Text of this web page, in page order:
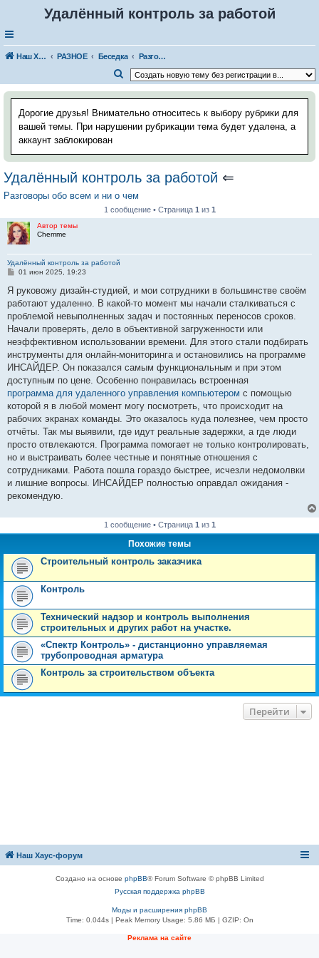
Удалённый контроль за работой
Наш Хаус-форум РАЗНОЕ Беседка
Разговоры обо всем и ни о чем
о
с
Дорогие друзья! Внимательно относитесь к выбору рубрики для
вашей темы. При нарушении рубрикации тема будет удалена, а
аккаунт заблокирован
Удалённый контроль за работой ⇐
Разговоры обо всем и ни о чем
1 сообщение • Страница 1 из 1
Автор темы
Chemme
Удалённый контроль за работой
С
о
б
щ
е
и
е
01 июн 2025, 19:23
Я руковожу дизайн-студией, и мои сотрудники в большинстве своём
работают удаленно. В какой-то момент мы начали сталкиваться с
проблемой невыполненных задач и постоянных переносов сроков.
Начали проверять, дело в объективной загруженности или
неэффективном использовании времени. Для этого стали подбирать
инструменты для онлайн-мониторинга и остановились на программе
ИНСАЙДЕР. Он показался самым функциональным и при этом
доступным по цене. Особенно понравилась встроенная
программа для удаленного управления компьютером с помощью
которой я в любой момент могу посмотреть, что происходит на
рабочих экранах команды. Это оказалось куда полезнее, чем просто
отчёты. Так мы выявили, где идут реальные задержки, а где люди
просто отвлекаются. Программа помогает не только контролировать,
но и выстраивать более честные и понятные отношения с
сотрудниками. Работа пошла гораздо быстрее, исчезли недомолвки
и лишние вопросы. ИНСАЙДЕР полностью оправдал ожидания -
рекомендую.
1 сообщение • Страница 1 из 1
Похожие темы
Строительный контроль заказчика
Контроль
Технический надзор и контроль выполнения
строительных и других работ на участке.
«Спектр Контроль» - дистанционно управляемая
трубопроводная арматура
Контроль за строительством объекта
Перейти
Наш Хаус-форум
Создано на основе phpBB® Forum Software © phpBB Limited
Русская поддержка phpBB
Моды и расширения phpBB
Time: 0.044s| Peak Memory Usage: 5.86 МБ | GZIP: On
Реклама на сайте